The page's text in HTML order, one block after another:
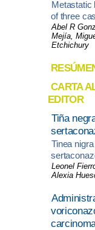
Metastatic
of three
Abel R
Mejía,
Etchichury
CARTA
EDITOR
Tiña
Tinea
Leonel
Alexia